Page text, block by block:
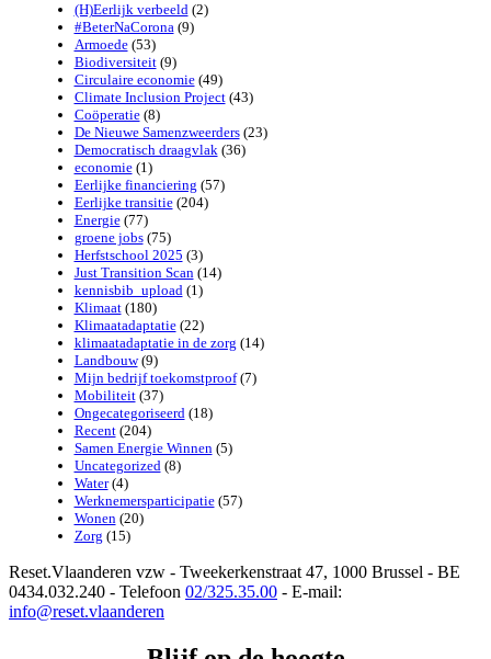
(H)Eerlijk verbeeld(2)
#BeterNaCorona(9)
Armoede(53)
Biodiversiteit(9)
Circulaire economie(49)
Climate Inclusion Project(43)
Coöperatie(8)
De Nieuwe Samenzweerders(23)
Democratisch draagvlak(36)
economie(1)
Eerlijke financiering (57)
Eerlijke transitie(204)
Energie(77)
groene jobs(75)
Herfstschool 2025 (3)
Just Transition Scan(14)
kennisbib_upload(1)
Klimaat(180)
Klimaatadaptatie(22)
klimaatadaptatie in de zorg (14)
Landbouw(9)
Mijn bedrijf toekomstproof(7)
Mobiliteit(37)
Ongecategoriseerd(18)
Recent(204)
Samen Energie Winnen(5)
Uncategorized(8)
Water(4)
Werknemersparticipatie(57)
Wonen(20)
Zorg (15)
Reset.Vlaanderen vzw - Tweekerkenstraat 47, 1000 Brussel - BE
0434.032.240 - Telefoon 02/325.35.00 - E-mail:
info@reset.vlaanderen